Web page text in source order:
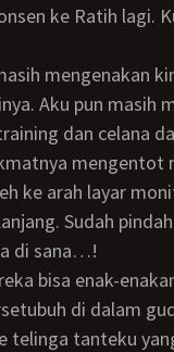
ke Ratih lagi.
Aku pun masih
dan celana
ke arah layar
Sudah
di sana…!
di dalam